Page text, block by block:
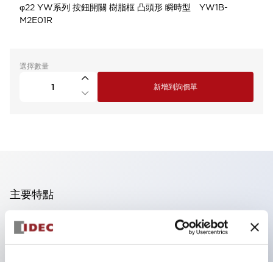
φ22 YW系列 按鈕開關 樹脂框 凸頭形 瞬時型 YW1B-
M2E01R
選擇數量
新增到詢價單
主要特點
手指安全型螺絲端子。
保護等級為 IP20(IEC60529)（面板前為IP65）。